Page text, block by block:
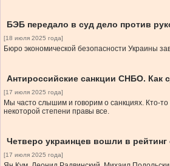
БЭБ передало в суд дело против
[18 июля 2025 года]
Бюро экономической безопасности Украины
Антироссийские санкции СНБО. Как
[17 июля 2025 года]
Мы часто слышим и говорим о санкциях. Кто-
некоторой степени правы все.
Четверо украинцев вошли в
[17 июля 2025 года]